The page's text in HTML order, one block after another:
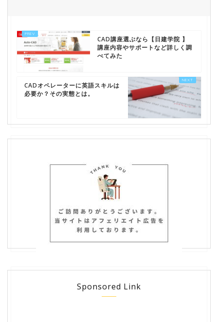
CAD講座選ぶなら【日建学院 】
講座内容やサポートなど詳しく調
べてみた
CADオペレーターに英語スキルは
必要か？その実態とは。
Sponsored Link